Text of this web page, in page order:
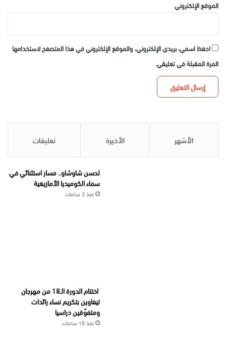
الموقع الإلكتروني
احفظ اسمي، بريدي الإلكتروني، والموقع الإلكتروني في هذا المتصفح لاستخدامها
المرة المقبلة في تعليقي.
الأشهر الأخيرة تعليقات
لحسن شاوشاو.. مسار استثنائي في
سماء الكوميديا الأمازيغية
منذ 3 ساعات
اختتام الدورة الـ18 من مهرجان
تيفاوين بتكريم نساء رائدات
ومتفوّقين دراسيا
منذ 10 ساعات